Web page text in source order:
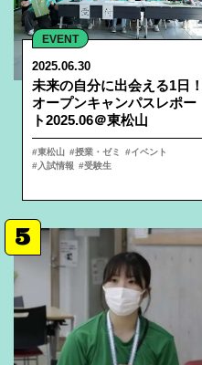
EVENT
2025.06.30
未来の自分に出会える1日！
オープンキャンパスレポー
ト2025.06＠東松山
東松山 授業・ゼミ
イベント
入試情報
受験生
5